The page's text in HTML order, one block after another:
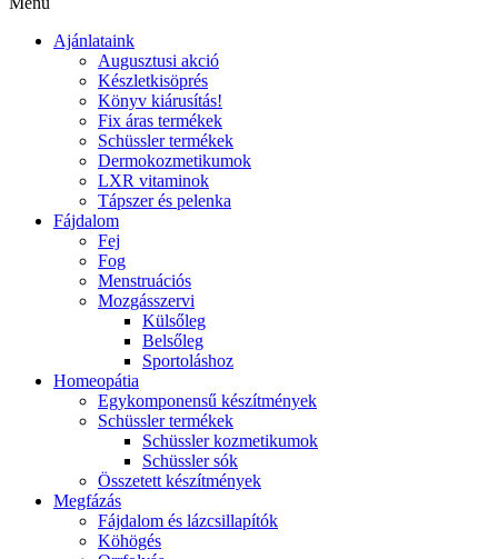
Ajánlataink
Augusztusi akció
Készletkisöprés
Könyv kiárusítás!
Fix áras termékek
Schüssler termékek
Dermokozmetikumok
LXR vitaminok
Tápszer és pelenka
Fájdalom
Fej
Fog
Menstruációs
Mozgásszervi
Külsőleg
Belsőleg
Sportoláshoz
Homeopátia
Egykomponensű készítmények
Schüssler termékek
Schüssler kozmetikumok
Schüssler sók
Összetett készítmények
Megfázás
Fájdalom és lázcsillapítók
Köhögés